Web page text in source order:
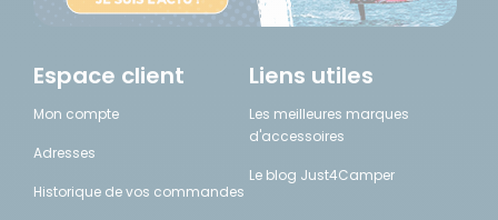
Espace client
Mon compte
Adresses
Historique de vos commandes
Liens utiles
Les meilleures marques
d'accessoires
Le blog Just4Camper